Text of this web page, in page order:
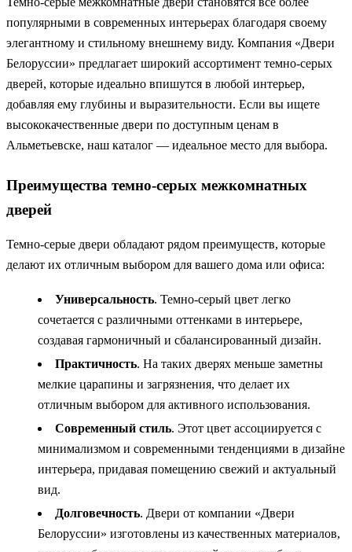
популярными в современных интерьерах благодаря своему
элегантному и стильному внешнему виду. Компания «Двери
Белоруссии» предлагает широкий ассортимент темно-серых
дверей, которые идеально впишутся в любой интерьер,
добавляя ему глубины и выразительности. Если вы ищете
высококачественные двери по доступным ценам в
Альметьевске, наш каталог — идеальное место для выбора.
Преимущества темно-серых межкомнатных
дверей
Темно-серые двери обладают рядом преимуществ, которые
делают их отличным выбором для вашего дома или офиса:
Универсальность. Темно-серый цвет легко
сочетается с различными оттенками в интерьере,
создавая гармоничный и сбалансированный дизайн.
Практичность. На таких дверях меньше заметны
мелкие царапины и загрязнения, что делает их
отличным выбором для активного использования.
Современный стиль. Этот цвет ассоциируется с
минимализмом и современными тенденциями в дизайне
интерьера, придавая помещению свежий и актуальный
вид.
Долговечность. Двери от компании «Двери
Белоруссии» изготовлены из качественных материалов,